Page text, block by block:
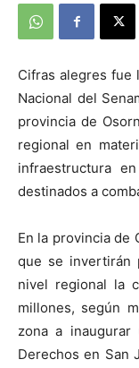
Cifras alegres fue
Nacional del
provincia de
regional en
infraestructura
destinados a
En la provincia de
que se invertirán
nivel regional la
millones, según
zona a inaugurar
Derechos en San